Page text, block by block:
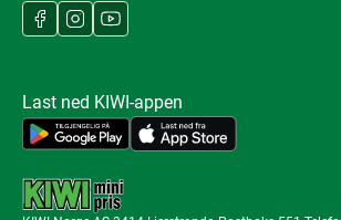
Last ned KIWI-appen